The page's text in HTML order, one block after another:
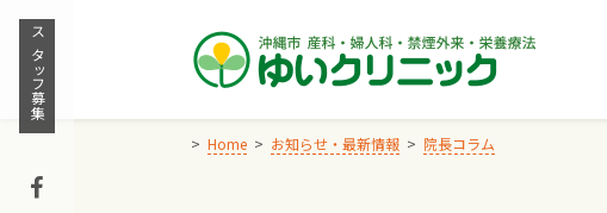
Skip
content
スタッフ募集
Home お知らせ・最新情報 院長コラム